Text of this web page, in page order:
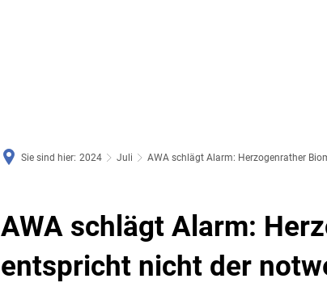
Sie sind hier: 2024 Juli AWA schlägt Alarm: Herzogenrather
AWA schlägt Alarm:
entspricht nicht der